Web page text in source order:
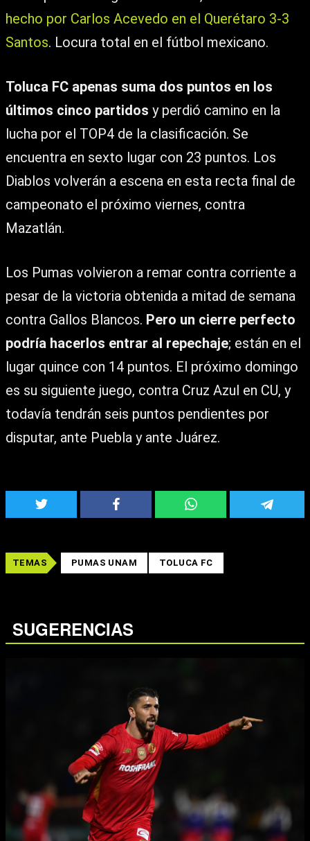
hecho por Carlos Acevedo en el Querétaro 3-3
Santos. Locura total en el fútbol mexicano.
Toluca FC apenas suma dos puntos en los
últimos cinco partidos y perdió camino en la
lucha por el TOP4 de la clasificación. Se
encuentra en sexto lugar con 23 puntos. Los
Diablos volverán a escena en esta recta final de
campeonato el próximo viernes, contra
Mazatlán.
Los Pumas volvieron a remar contra corriente a
pesar de la victoria obtenida a mitad de semana
contra Gallos Blancos. Pero un cierre perfecto
podría hacerlos entrar al repechaje; están en el
lugar quince con 14 puntos. El próximo domingo
es su siguiente juego, contra Cruz Azul en CU, y
todavía tendrán seis puntos pendientes por
disputar, ante Puebla y ante Juárez.
TEMAS PUMAS UNAM TOLUCA FC
SUGERENCIAS